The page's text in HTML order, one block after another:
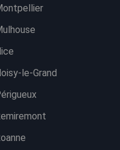
le-Grand